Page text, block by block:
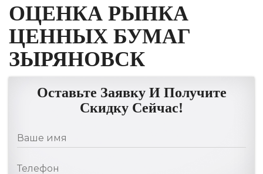
ОЦЕНКА РЫНКА
ЦЕННЫХ БУМАГ
ЗЫРЯНОВСК
Оставьте Заявку И Получите
Скидку Сейчас!